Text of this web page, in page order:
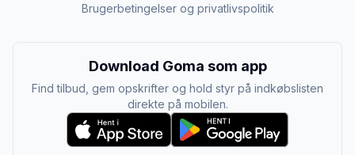
Brugerbetingelser og privatlivspolitik
Download Goma som app
Find tilbud, gem opskrifter og hold styr på indkøbslisten
direkte på mobilen.